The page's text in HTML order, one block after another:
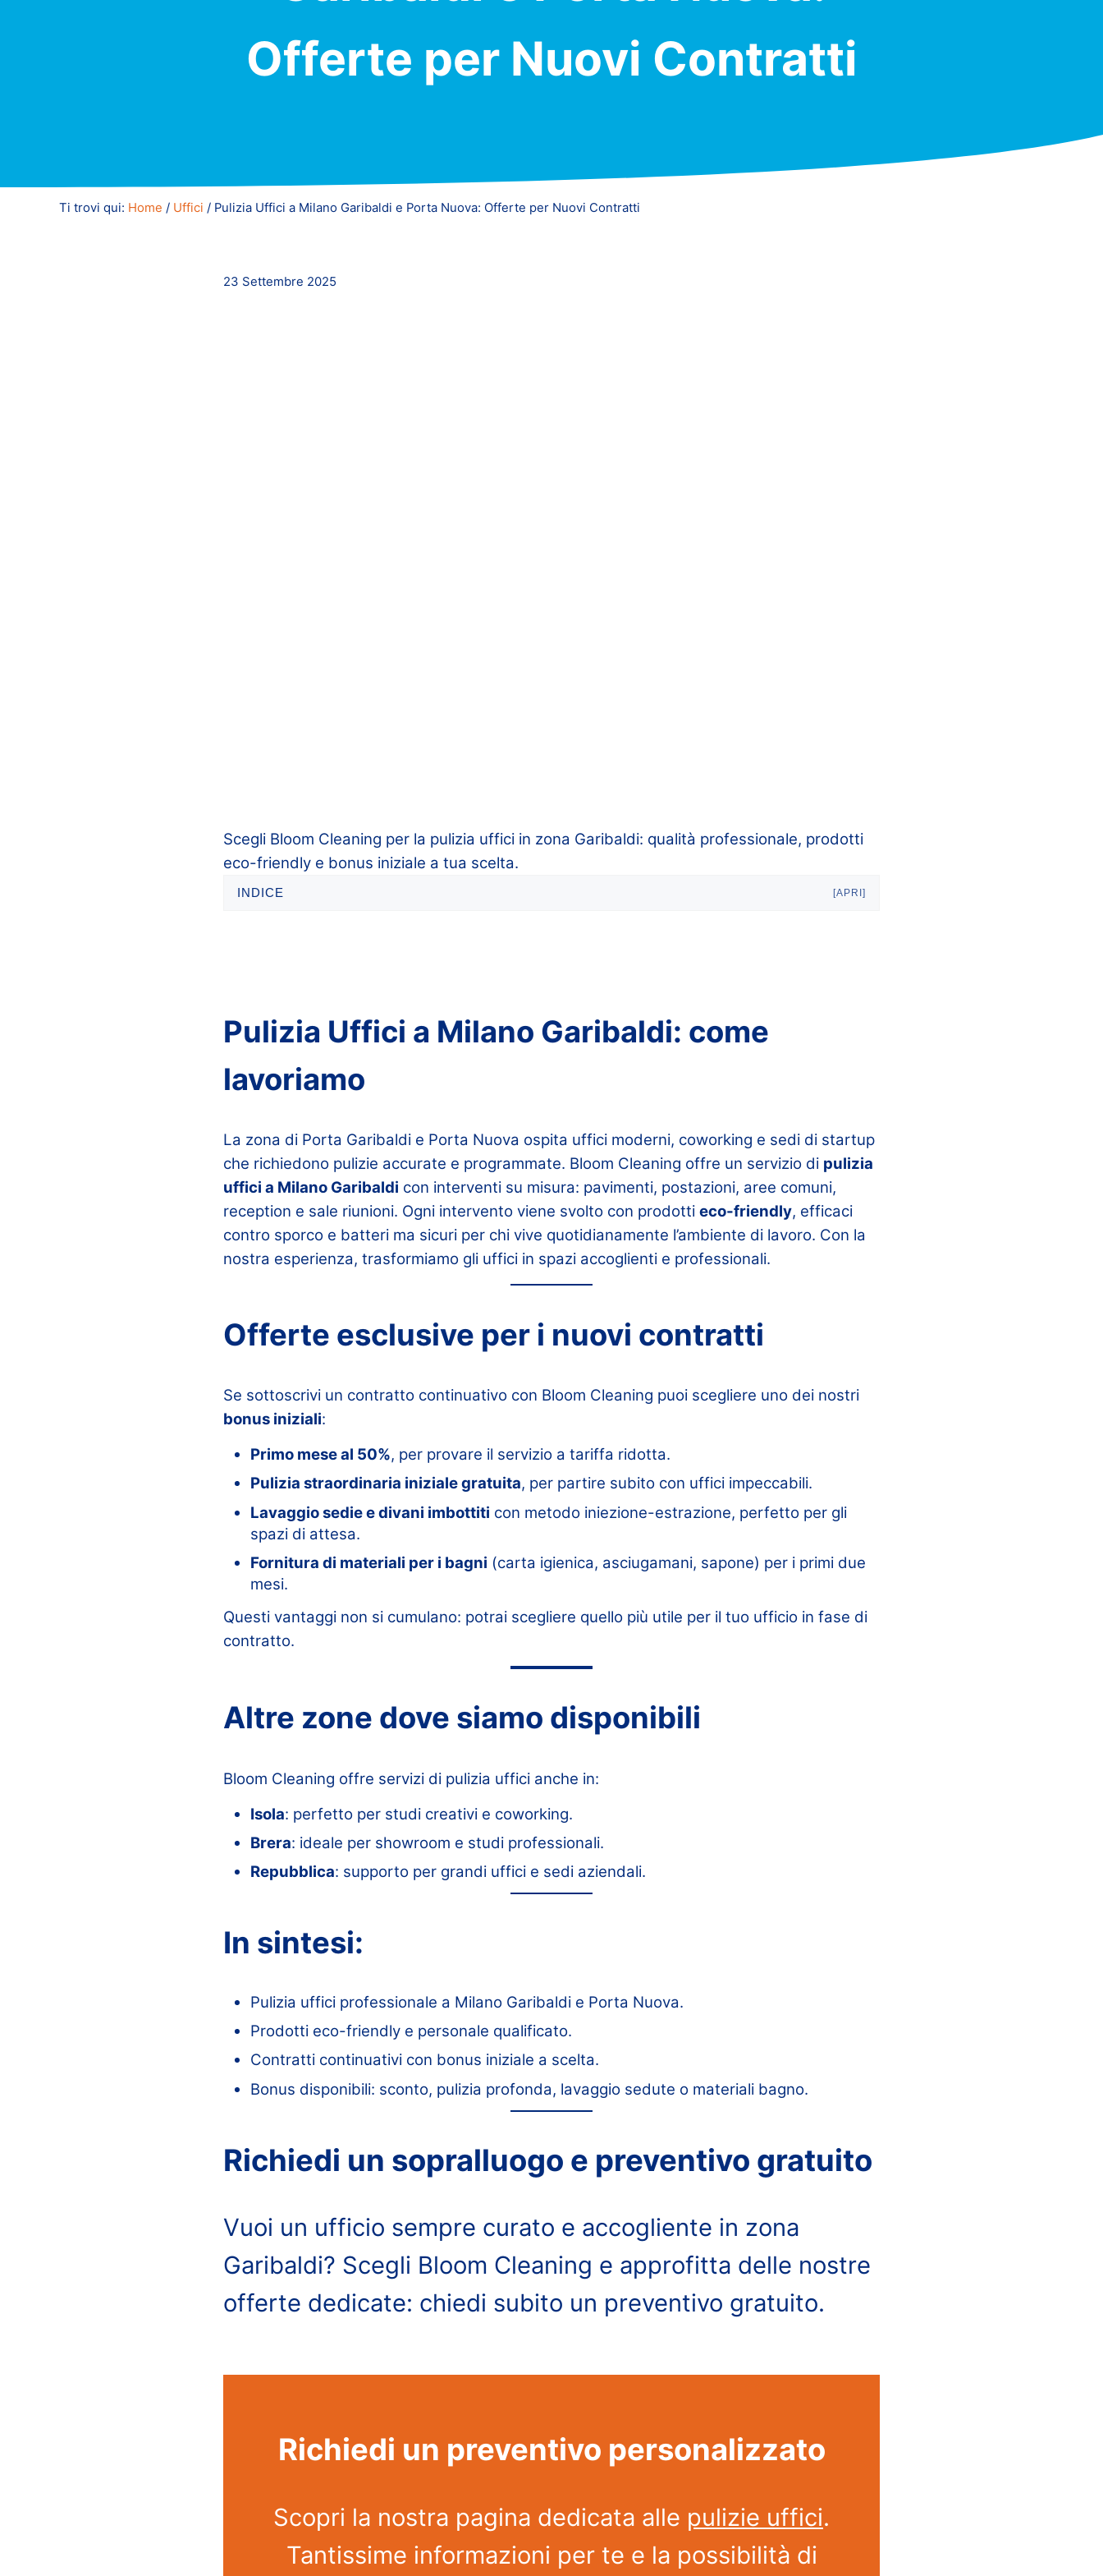
Offerte per Nuovi Contratti
Ti trovi qui: Home / Uffici / Pulizia Uffici a Milano Garibaldi e Porta Nuova: Offerte per Nuovi Contratti
23 Settembre 2025
Scegli Bloom Cleaning per la pulizia uffici in zona Garibaldi: qualità professionale, prodotti
eco-friendly e bonus iniziale a tua scelta.
INDICE [APRI]
Pulizia Uffici a Milano Garibaldi: come
lavoriamo
La zona di Porta Garibaldi e Porta Nuova ospita uffici moderni, coworking e sedi di startup
che richiedono pulizie accurate e programmate. Bloom Cleaning offre un servizio di pulizia
uffici a Milano Garibaldi con interventi su misura: pavimenti, postazioni, aree comuni,
reception e sale riunioni. Ogni intervento viene svolto con prodottieco-friendly, efficaci
contro sporco e batteri ma sicuri per chi vive quotidianamente l’ambiente di lavoro. Con la
nostra esperienza, trasformiamo gli uffici in spazi accoglienti e professionali.
Offerte esclusive per i nuovi contratti
Se sottoscrivi un contratto continuativo con Bloom Cleaning puoi scegliere uno dei nostri
bonus iniziali:
Primo mese al 50%, per provare il servizio a tariffa ridotta.
Pulizia straordinaria iniziale gratuita, per partire subito con uffici impeccabili.
Lavaggio sedie e divani imbottiti con metodo iniezione-estrazione, perfetto per gli
spazi di attesa.
Fornitura di materiali per i bagni (carta igienica, asciugamani, sapone) per i primi due
mesi.
Questi vantaggi non si cumulano: potrai scegliere quello più utile per il tuo ufficio in fase di
contratto.
Altre zone dove siamo disponibili
Bloom Cleaning offre servizi di pulizia uffici anche in:
Isola: perfetto per studi creativi e coworking.
Brera: ideale per showroom e studi professionali.
Repubblica: supporto per grandi uffici e sedi aziendali.
In sintesi:
Pulizia uffici professionale a Milano Garibaldi e Porta Nuova.
Prodotti eco-friendly e personale qualificato.
Contratti continuativi con bonus iniziale a scelta.
Bonus disponibili: sconto, pulizia profonda, lavaggio sedute o materiali bagno.
Richiedi un sopralluogo e preventivo gratuito
Vuoi un ufficio sempre curato e accogliente in zona
Garibaldi? Scegli Bloom Cleaning e approfitta delle nostre
offerte dedicate: chiedi subito un preventivo gratuito.
Richiedi un preventivo personalizzato
Scopri la nostra pagina dedicata alle pulizie uffici.
Tantissime informazioni per te e la possibilità di